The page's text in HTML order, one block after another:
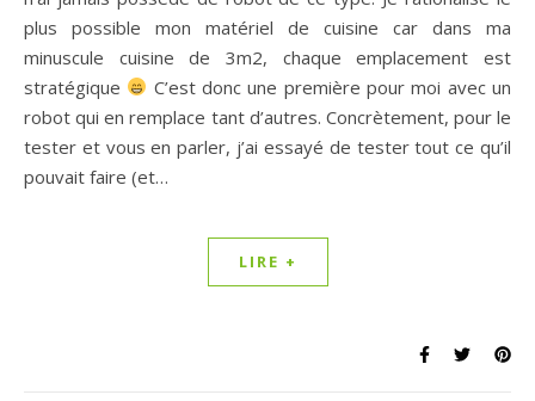
plus possible mon matériel de cuisine car dans ma
minuscule cuisine de 3m2, chaque emplacement est
stratégique
C’est donc une première pour moi avec un
robot qui en remplace tant d’autres. Concrètement, pour le
tester et vous en parler, j’ai essayé de tester tout ce qu’il
pouvait faire (et…
LIRE +